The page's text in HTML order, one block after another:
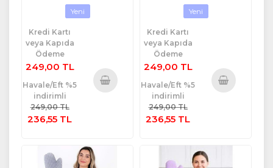
Yeni
Kredi Kartı
veya Kapıda
Ödeme
249,00 TL
Havale/Eft %5
indirimli
249,00 TL
236,55 TL
Yeni
Kredi Kartı
veya Kapıda
Ödeme
249,00 TL
Havale/Eft %5
indirimli
249,00 TL
236,55 TL